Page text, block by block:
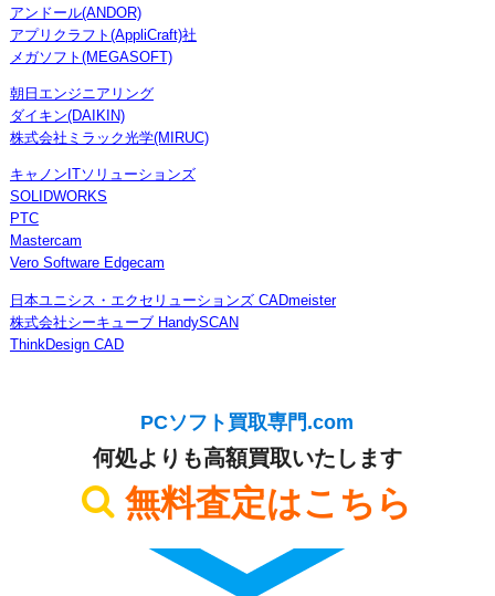
アンドール(ANDOR)
アプリクラフト(AppliCraft)社
メガソフト(MEGASOFT)
朝日エンジニアリング
ダイキン(DAIKIN)
株式会社ミラック光学(MIRUC)
キャノンITソリューションズ
SOLIDWORKS
PTC
Mastercam
Vero Software Edgecam
日本ユニシス・エクセリューションズ CADmeister
株式会社シーキューブ HandySCAN
ThinkDesign CAD
PCソフト買取専門.com
何処よりも高額買取いたします
無料査定はこちら